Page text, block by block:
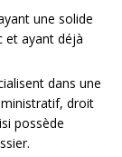
une solide
et ayant déjà
dans une
droit
possède